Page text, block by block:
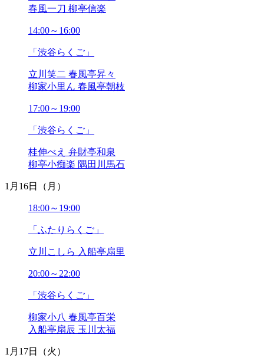
2022年02月
2021年12月
2021年10月
2021年09月
2021年08月
2021年07月
2021年06月
2021年04月
2021年02月
2021年01月
2020年11月
2020年10月
2020年09月
2020年08月
2020年06月
2020年04月
2020年03月
2020年02月
2020年01月
2019年12月
2019年10月
春風一刀 柳亭信楽
14:00～16:00
「渋谷らくご」
立川笑二 春風亭昇々
柳家小里ん 春風亭朝枝
17:00～19:00
「渋谷らくご」
桂伸べえ 弁財亭和泉
柳亭小痴楽 隅田川馬石
1月16日（月）
18:00～19:00
「ふたりらくご」
立川こしら 入船亭扇里
20:00～22:00
「渋谷らくご」
柳家小八 春風亭百栄
入船亭扇辰 玉川太福
1月17日（火）